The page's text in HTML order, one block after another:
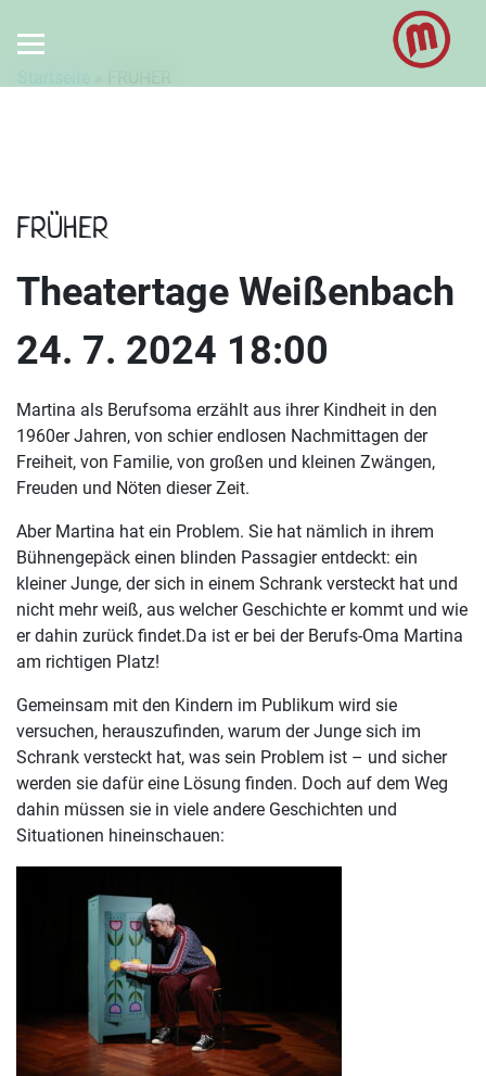
Startseite
FRÜHER
Theatertage Weißenbach
24. 7. 2024 18:00
Martina als Berufsoma erzählt aus ihrer Kindheit in den
1960er Jahren, von schier endlosen Nachmittagen der
Freiheit, von Familie, von großen und kleinen Zwängen,
Freuden und Nöten dieser Zeit.
Aber Martina hat ein Problem. Sie hat nämlich in ihrem
Bühnengepäck einen blinden Passagier entdeckt: ein
kleiner Junge, der sich in einem Schrank versteckt hat und
nicht mehr weiß, aus welcher Geschichte er kommt und wie
er dahin zurück findet.Da ist er bei der Berufs-Oma Martina
am richtigen Platz!
Gemeinsam mit den Kindern im Publikum wird sie
versuchen, herauszufinden, warum der Junge sich im
Schrank versteckt hat, was sein Problem ist – und sicher
werden sie dafür eine Lösung finden. Doch auf dem Weg
dahin müssen sie in viele andere Geschichten und
Situationen hineinschauen: